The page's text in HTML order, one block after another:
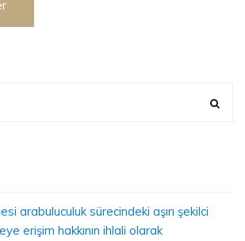
arabuluculuk sürecindeki aşırı şekilci
erişim hakkının ihlali olarak